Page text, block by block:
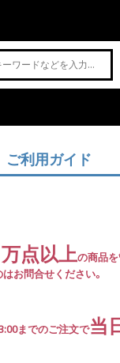
ご利用ガイド
万点以上の商品を
お問合せください。
までのご注文で当